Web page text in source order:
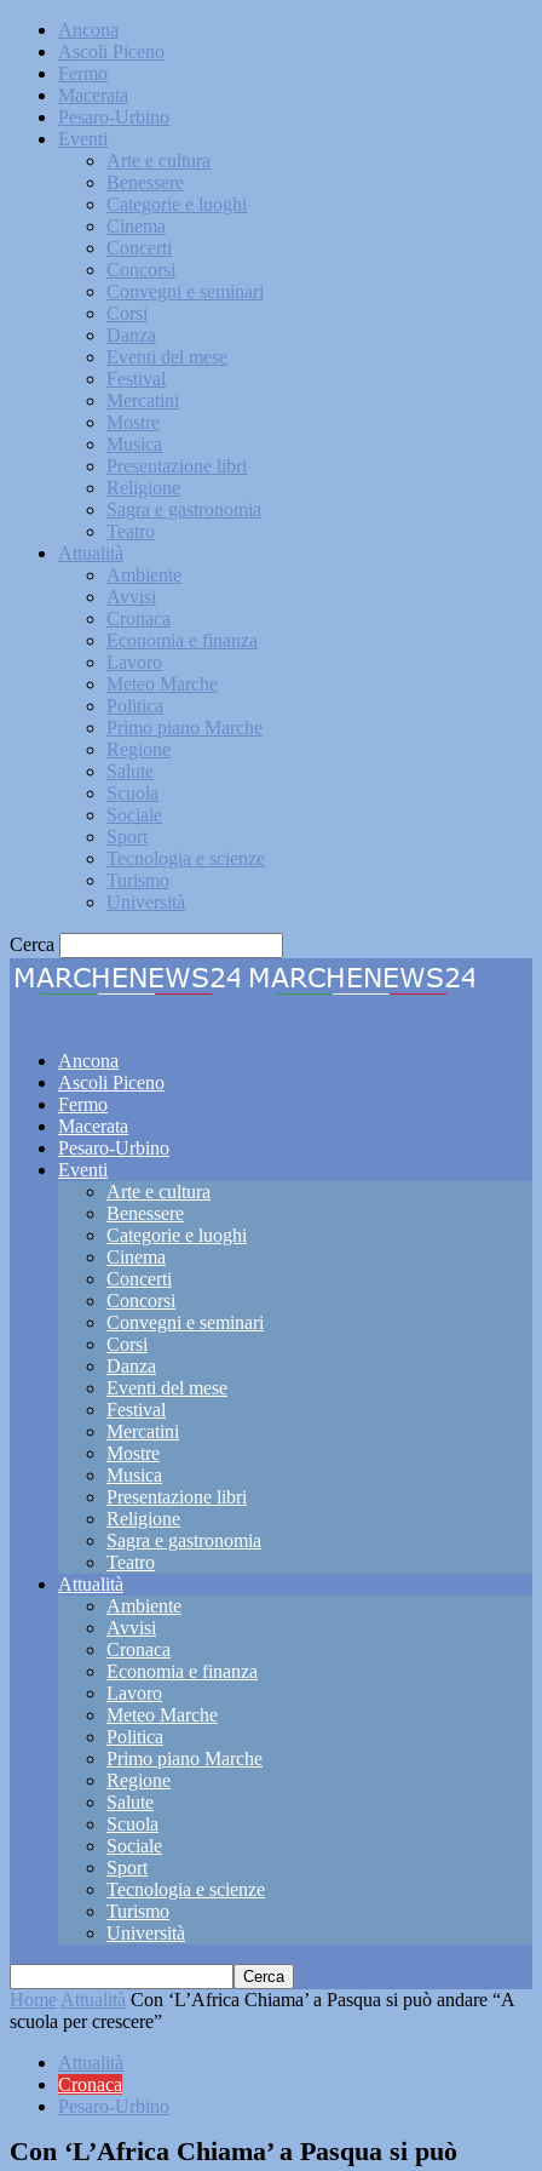
Ancona
Ascoli Piceno
Fermo
Macerata
Pesaro-Urbino
Eventi
Arte e cultura
Benessere
Categorie e luoghi
Cinema
Concerti
Concorsi
Convegni e seminari
Corsi
Danza
Eventi del mese
Festival
Mercatini
Mostre
Musica
Presentazione libri
Religione
Sagra e gastronomia
Teatro
Attualità
Ambiente
Avvisi
Cronaca
Economia e finanza
Lavoro
Meteo Marche
Politica
Primo piano Marche
Regione
Salute
Scuola
Sociale
Sport
Tecnologia e scienze
Turismo
Università
Cerca
Ancona
Ascoli Piceno
Fermo
Macerata
Pesaro-Urbino
Eventi
Arte e cultura
Benessere
Categorie e luoghi
Cinema
Concerti
Concorsi
Convegni e seminari
Corsi
Danza
Eventi del mese
Festival
Mercatini
Mostre
Musica
Presentazione libri
Religione
Sagra e gastronomia
Teatro
Attualità
Ambiente
Avvisi
Cronaca
Economia e finanza
Lavoro
Meteo Marche
Politica
Primo piano Marche
Regione
Salute
Scuola
Sociale
Sport
Tecnologia e scienze
Turismo
Università
Home Attualità Con ‘L’Africa Chiama’ a Pasqua si può andare “A
scuola per crescere”
Attualità
Cronaca
Pesaro-Urbino
Con ‘L’Africa Chiama’ a Pasqua si può